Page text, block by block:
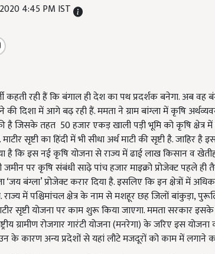
4:45 PM IST
कहती रही हैं कि बंगाल ही देश का पथ प्रदर्शक बनेगा. अब वह
की दिशा में आगे बढ़ रही हैं. ममता ने ग्राम बांग्ला में कृषि
की है जिसके तहत 50 हजार एकड़ खाली पड़ी भूमि को कृषि क्षेत्र
सृष्टी का हिंदी में भी सीधा अर्थ माटी की सृष्टी है. जाहिर है
है कि इस नई कृषि योजना से राज्य में ढाई लाख किसान व
पर कृषि संबंधी साढ़े पांच हजार माइक्रो प्रोजेक्ट पहले ही
बंग्ला’ प्रोजेक्ट करार दिया है. इसलिए कि इन क्षेत्रों में
में पश्चिमांचल क्षेत्र के नाम से मशहूर छह जिलों बांकुड़ा,
सृष्टी योजना पर काम शुरू किया जाएगा. ममता सरकार
ग्रामीण रोजगार गारंटी योजना (मनरेगा) के जरिए इस
के कारण अन्य प्रदेशों से यहां लौटे मजदूरों को काम में लगाने